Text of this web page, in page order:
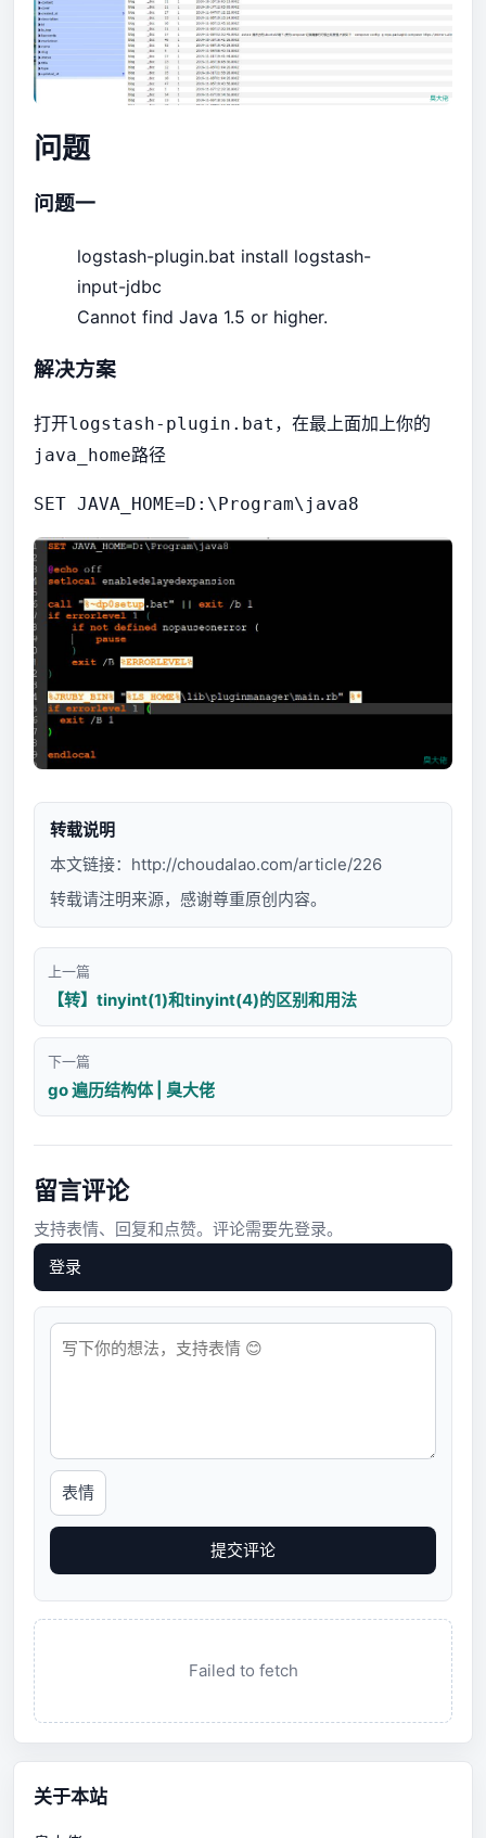
问题
问题一
logstash-plugin.bat install logstash-
input-jdbc
Cannot find Java 1.5 or higher.
解决方案
打开logstash-plugin.bat ，在最上面加上你的
java_home路径
SET JAVA_HOME=D:\Program\java8
转载说明
本文链接： http://choudalao.com/article/226
转载请注明来源，感谢尊重原创内容。
上一篇
【转】tinyint(1)和tinyint(4)的区别和用法
下一篇
go 遍历结构体 | 臭大佬
留言评论
支持表情、回复和点赞。评论需要先登录。
登录
表情
提交评论
Failed to fetch
关于本站